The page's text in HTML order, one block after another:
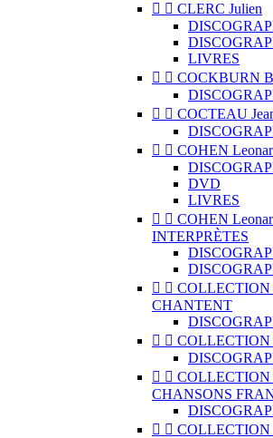
  CLERC Julien
LIVRES
  COCKBURN
  COCTEAU
  COHEN
DVD
LIVRES
  COHEN
INTERPRÈTES
 
CHANTENT
  COLLECTION
  COLLECTION
CHANSONS
  COLLECTION